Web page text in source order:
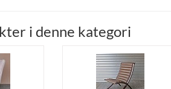
i denne kategori